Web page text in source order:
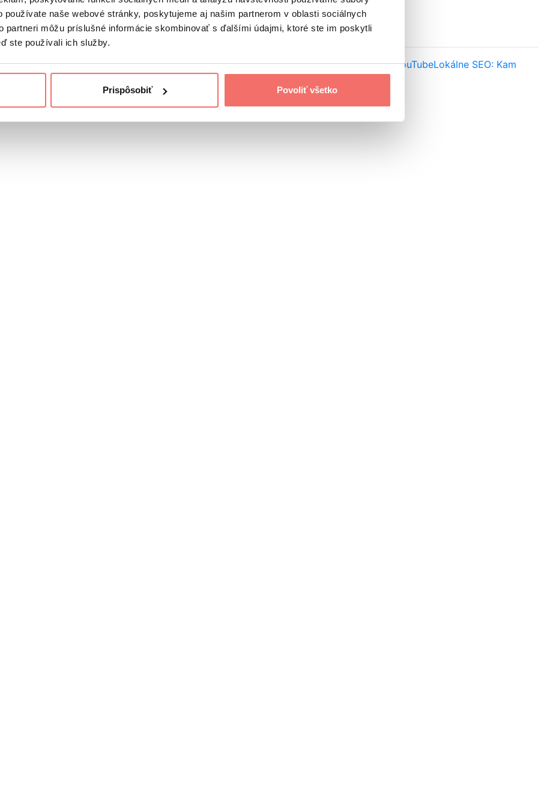
používate naše webové stránky, poskytujeme aj našim partnerom v oblasti sociálnych
partneri môžu príslušné informácie skombinovať s ďalšími údajmi, ktoré ste im poskytli
ste používali ich služby.
Prispôsobiť Povoliť všetko
Google ukáže tvorcom, ako ich obsah funguje na Instagrame, TikToku, X a YouTubeLokálne SEO: Kam